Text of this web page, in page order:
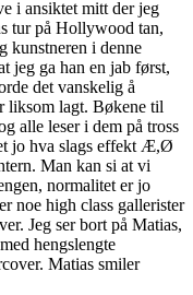
i ansiktet mitt der jeg
tur på Hollywood tan,
kunstneren i denne
jeg ga han en jab først,
det vanskelig å
liksom lagt. Bøkene til
alle leser i dem på tross
jo hva slags effekt Æ,Ø
Man kan si at vi
normalitet er jo
noe high class gallerister
Jeg ser bort på Matias,
hengslengte
Matias smiler